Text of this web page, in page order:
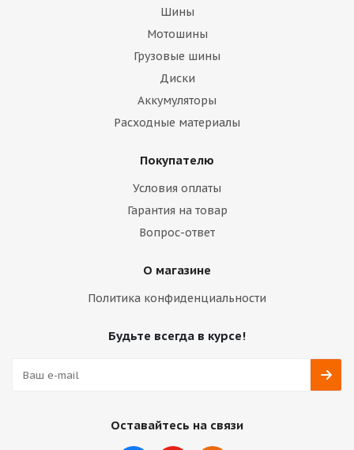
Шины
Мотошины
Грузовые шины
Диски
Аккумуляторы
Расходные материалы
Покупателю
Условия оплаты
Гарантия на товар
Вопрос-ответ
О магазине
Политика конфиденциальности
Будьте всегда в курсе!
Оставайтесь на связи